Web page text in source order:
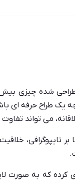
شده چیزی
یک طراح حرفه
می تواند
بر تایپوگرافی،
کرده که به صورت